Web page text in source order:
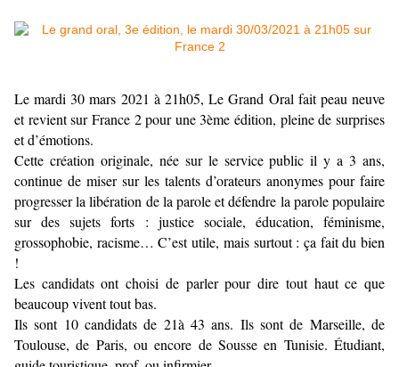
Le mardi 30 mars 2021 à 21h05, Le Grand Oral fait peau neuve
et revient sur France 2 pour une 3ème édition, pleine de surprises
et d’émotions.
Cette création originale, née sur le service public il y a 3 ans,
continue de miser sur les talents d’orateurs anonymes pour faire
progresser la libération de la parole et défendre la parole populaire
sur des sujets forts : justice sociale, éducation, féminisme,
grossophobie, racisme… C’est utile, mais surtout : ça fait du bien
!
Les candidats ont choisi de parler pour dire tout haut ce que
beaucoup vivent tout bas.
Ils sont 10 candidats de 21à 43 ans. Ils sont de Marseille, de
Toulouse, de Paris, ou encore de Sousse en Tunisie. Étudiant,